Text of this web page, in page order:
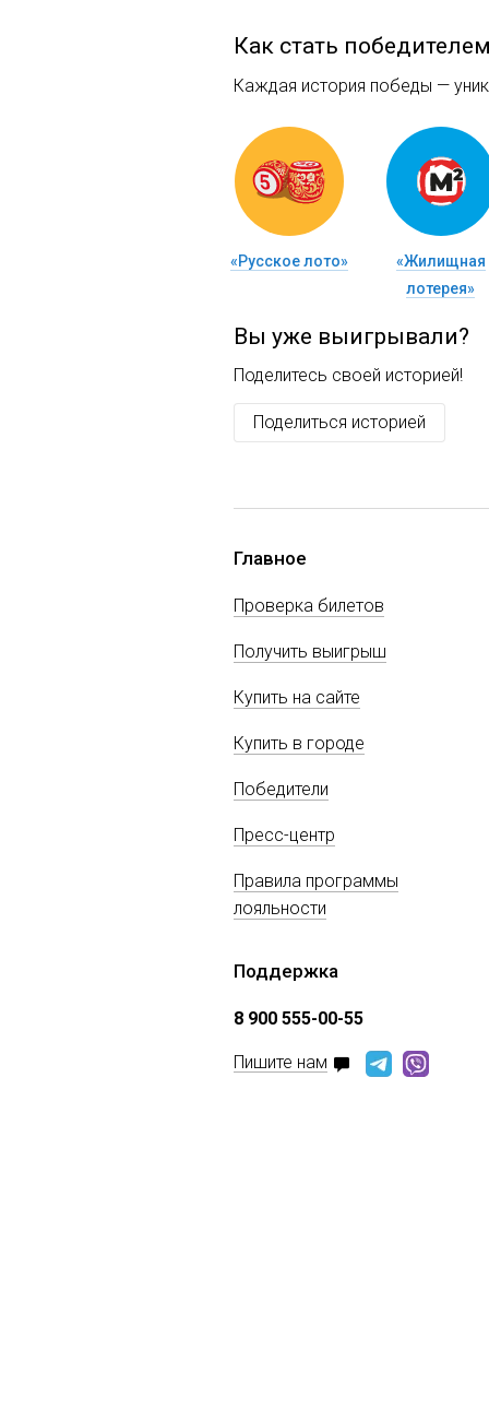
Как стать
Каждая история победы —
«Русское лото»
«Жилищная
лотерея»
Вы уже выигрывали?
Поделитесь своей историей!
Поделиться историей
Главное
Проверка билетов
Получить выигрыш
Купить на сайте
Купить в городе
Победители
Пресс-центр
Правила программы
лояльности
Поддержка
8 900 555-00-55
Пишите нам